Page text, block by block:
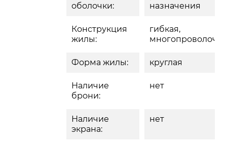
оболочки:
назначения
Конструкция
жилы:
гибкая,
Форма жилы: круглая
Наличие
брони:
нет
Наличие
экрана:
нет